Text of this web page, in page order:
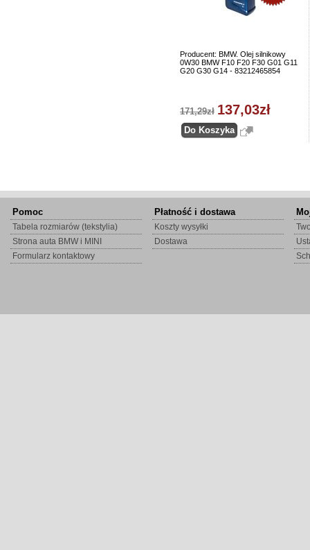
Producent: BMW. Olej silnikowy
0W30 BMW F10 F20 F30 G01 G11
G20 G30 G14 - 83212465854
171,29zł 137,03zł
Pomoc
Tabela rozmiarów (tekstylia)
Strona auta BMW i MINI
Formularz kontaktowy
Płatność i dostawa
Koszty wysyłki
Dostawa